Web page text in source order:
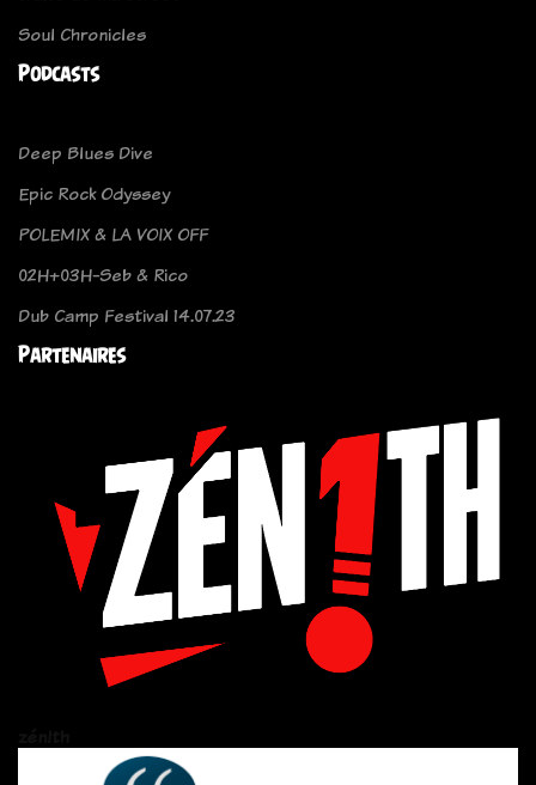
Soul Chronicles
Podcasts
Deep Blues Dive
Epic Rock Odyssey
POLEMIX & LA VOIX OFF
02H+03H-Seb & Rico
Dub Camp Festival 14.07.23
Partenaires